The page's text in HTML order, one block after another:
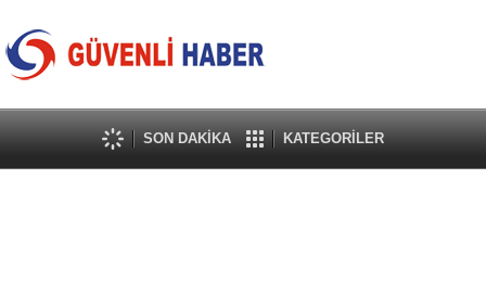
SON DAKİKA KATEGORİLER